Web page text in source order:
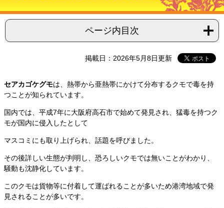
ページ内目次
掲載日：2026年5月8日更新
セアカゴケグモは、熱帯から亜熱帯にかけて分布するクモで毒を持
つことが知られています。
国内では、平成7年に大阪府高石市で始めて発見され、猛毒を持つク
モが国内に侵入したとして
マスコミにも取り上げられ、話題を呼びました。
その後詳しい生態が判明し、恐ろしいクモでは無いことがわかり、
騒動も沈静化しています。
このクモは貨物等に付着して運ばれることが多いため港湾地域で発
見されることが多いです。